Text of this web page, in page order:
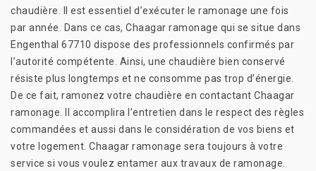
chaudière. Il est essentiel d’exécuter le ramonage une fois
par année. Dans ce cas, Chaagar ramonage qui se situe dans
Engenthal 67710 dispose des professionnels confirmés par
l’autorité compétente. Ainsi, une chaudière bien conservé
résiste plus longtemps et ne consomme pas trop d’énergie.
De ce fait, ramonez votre chaudière en contactant Chaagar
ramonage. Il accomplira l’entretien dans le respect des règles
commandées et aussi dans le considération de vos biens et
votre logement. Chaagar ramonage sera toujours à votre
service si vous voulez entamer aux travaux de ramonage.